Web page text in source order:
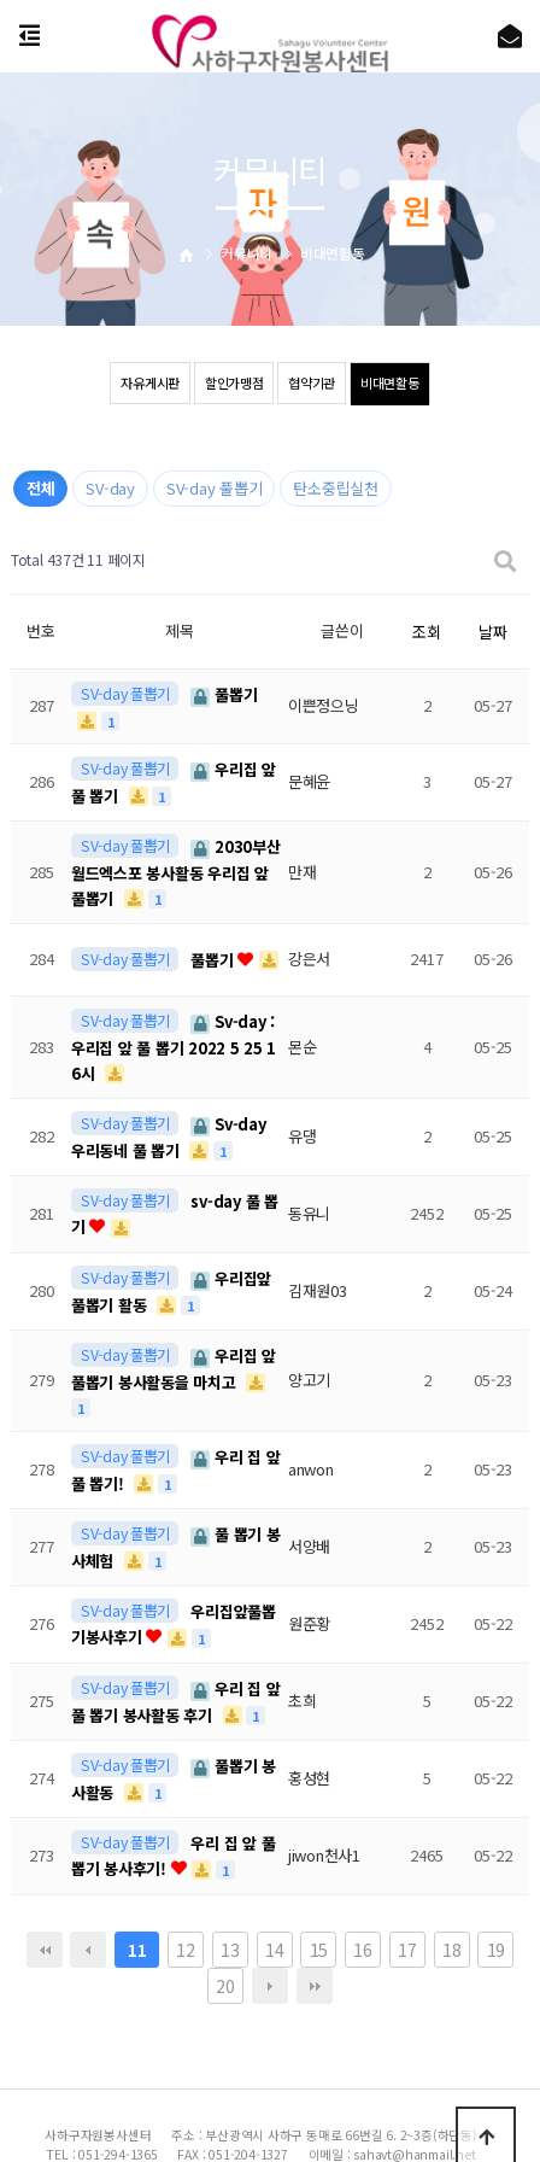
자유게시판 할인가맹점 협약기관 비대면활동
커뮤니티 비대면활동
커뮤니티
전체 SV-day SV-day 풀뽑기 탄소중립실천
Total 437건 11 페이지
번호 제목 글쓴이 조회 날짜
287 SV-day 풀뽑기 풀뽑기
1
이쁜정으닝 2 05-27
286
SV-day 풀뽑기
우리집 앞
풀 뽑기
1
문혜윤 3 05-27
285
SV-day 풀뽑기
2030부산
월드엑스포 봉사활동 우리집 앞
풀뽑기
1
만재 2 05-26
284 SV-day 풀뽑기 풀뽑기 강은서 2417 05-26
283
SV-day 풀뽑기
Sv-day :
우리집 앞 풀 뽑기 2022 5 25 1
6시
몬순 4 05-25
282
SV-day 풀뽑기
Sv-day
우리동네 풀 뽑기
1
유댕 2 05-25
281
SV-day 풀뽑기
sv-day 풀 뽑
기
동유니 2452 05-25
280
SV-day 풀뽑기
우리집앞
풀뽑기 활동
1
김재원03 2 05-24
279
SV-day 풀뽑기
우리집 앞
풀뽑기 봉사활동을 마치고
1
양고기 2 05-23
278
SV-day 풀뽑기
우리 집 앞
풀 뽑기!
1
anwon 2 05-23
277
SV-day 풀뽑기
풀 뽑기 봉
사체험
1
서양배 2 05-23
276
SV-day 풀뽑기
우리집앞풀뽑
기봉사후기
1
원준황 2452 05-22
275
SV-day 풀뽑기
우리 집 앞
풀 뽑기 봉사활동 후기
1
초희 5 05-22
274
SV-day 풀뽑기
풀뽑기 봉
사활동
1
홍성현 5 05-22
273
SV-day 풀뽑기
우리 집 앞 풀
뽑기 봉사후기!
1
jiwon천사1 2465 05-22
11 12 13 14 15 16 17 18
19
20
사하구자원봉사센터
주소 : 부산광역시 사하구 동매로 66번길 6. 2~3층(하단동)
TEL : 051-294-1365
FAX : 051-204-1327 이메일 : sahavt@hanmail.net